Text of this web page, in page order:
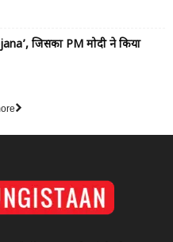
जिसका PM मोदी ने किया